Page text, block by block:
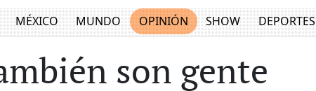
MÉXICO MUNDO OPINIÓN SHOW DEPORTES
son gente